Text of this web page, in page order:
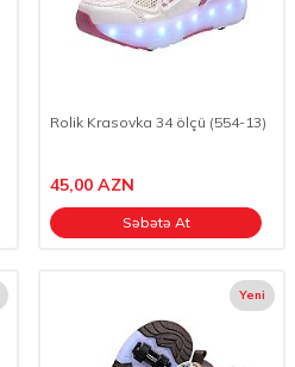
Rolik Krasovka 34 ölçü (554-13)
45,00 AZN
Səbətə At
Yeni